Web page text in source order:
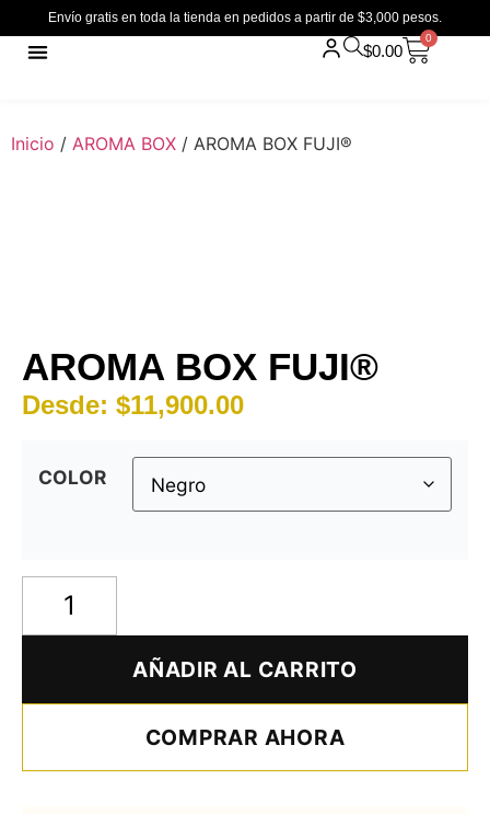
Envío gratis en toda la tienda en pedidos a partir de $3,000 pesos.
$0.00
0
Inicio / AROMA BOX / AROMA BOX FUJI®
AROMA BOX FUJI®
Desde: $11,900.00
COLOR
AÑADIR AL CARRITO
COMPRAR AHORA